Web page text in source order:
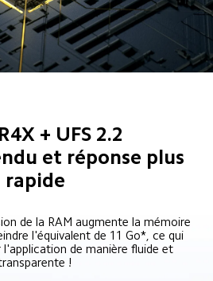
+ UFS 2.2
et réponse plus
rapide
de la RAM augmente la mémoire
l'équivalent de 11 Go*, ce qui
de manière fluide et
!